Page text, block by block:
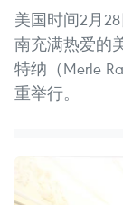
美国时间2月
南充满热爱的
特纳（Merle
重举行。